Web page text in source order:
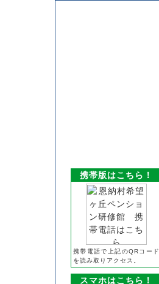
携帯版はこちら！
携帯電話で上記のQRコード
を読み取りアクセス。
スマホはこちら！